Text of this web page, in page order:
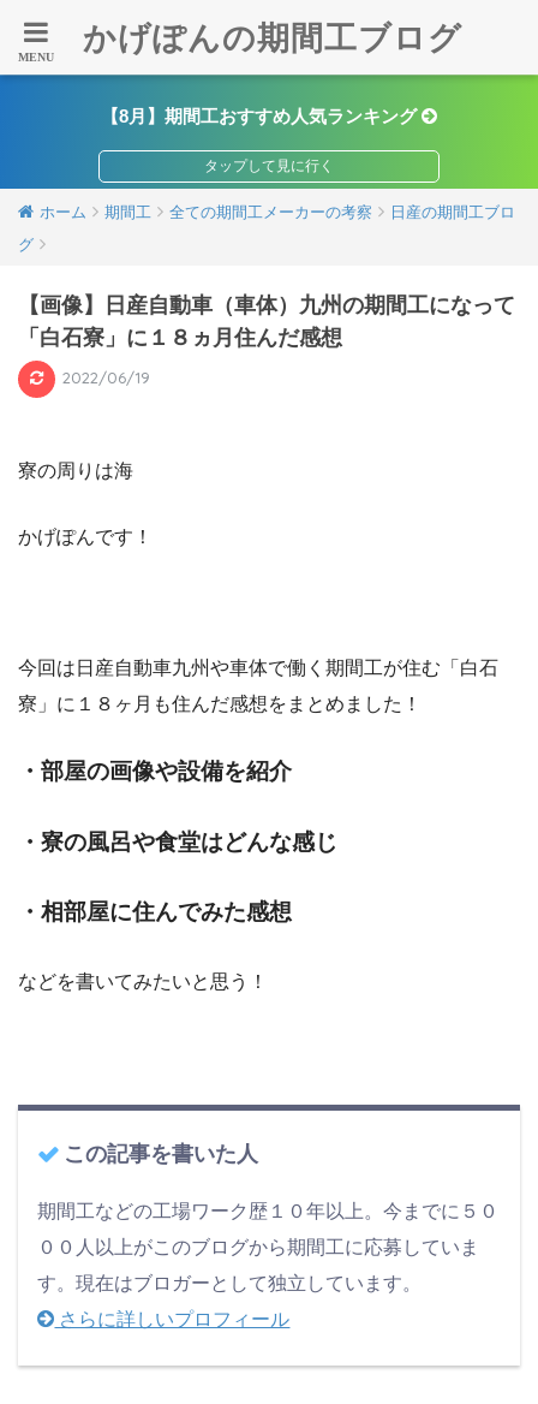
かげぽんの期間工ブログ
【8月】期間工おすすめ人気ランキング
ホーム 期間工 全ての期間工メーカーの考察
日産の期間工ブロ
グ
【画像】日産自動車（車体）九州の期間工になって
「白石寮」に１８ヵ月住んだ感想
2022/06/19
寮の周りは海
かげぽんです！
今回は日産自動車九州や車体で働く期間工が住む「白石
寮」に１８ヶ月も住んだ感想をまとめました！
・部屋の画像や設備を紹介
・寮の風呂や食堂はどんな感じ
・相部屋に住んでみた感想
などを書いてみたいと思う！
この記事を書いた人
期間工などの工場ワーク歴１０年以上。今までに５０
００人以上がこのブログから期間工に応募していま
す。現在はブロガーとして独立しています。
さらに詳しいプロフィール